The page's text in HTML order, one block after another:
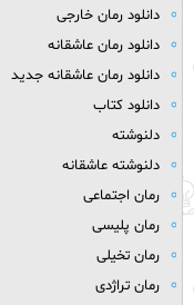
دانلود رمان خارجی
دانلود رمان عاشقانه
دانلود رمان عاشقانه جدید
دانلود کتاب
دلنوشته
دلنوشته عاشقانه
رمان اجتماعی
رمان پلیسی
رمان تخیلی
رمان تراژدی